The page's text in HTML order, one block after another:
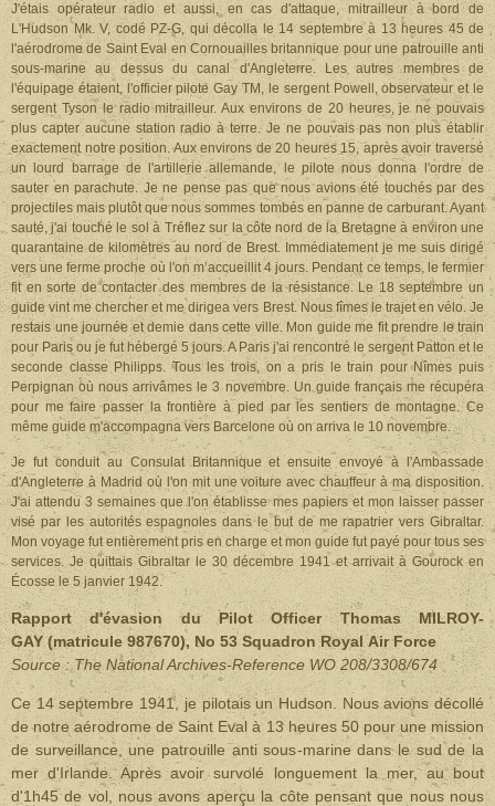
J'étais opérateur radio et aussi, en cas d'attaque, mitrailleur à bord de
L'Hudson Mk. V, codé PZ-G, qui décolla le 14 septembre à 13 heures 45 de
l'aérodrome de Saint Eval en Cornouailles britannique pour une patrouille anti
sous-marine au dessus du canal d'Angleterre. Les autres membres de
l'équipage étaient, l'officier pilote Gay TM, le sergent Powell, observateur et le
sergent Tyson le radio mitrailleur. Aux environs de 20 heures, je ne pouvais
plus capter aucune station radio à terre. Je ne pouvais pas non plus établir
exactement notre position. Aux environs de 20 heures 15, après avoir traversé
un lourd barrage de l'artillerie allemande, le pilote nous donna l'ordre de
sauter en parachute. Je ne pense pas que nous avions été touchés par des
projectiles mais plutôt que nous sommes tombés en panne de carburant. Ayant
sauté, j'ai touché le sol à Tréflez sur la côte nord de la Bretagne à environ une
quarantaine de kilomètres au nord de Brest. Immédiatement je me suis dirigé
vers une ferme proche où l'on m’accueillit 4 jours. Pendant ce temps, le fermier
fit en sorte de contacter des membres de la résistance. Le 18 septembre un
guide vint me chercher et me dirigea vers Brest. Nous fîmes le trajet en vélo. Je
restais une journée et demie dans cette ville. Mon guide me fit prendre le train
pour Paris ou je fut hébergé 5 jours. A Paris j'ai rencontré le sergent Patton et le
seconde classe Philipps. Tous les trois, on a pris le train pour Nîmes puis
Perpignan où nous arrivâmes le 3 novembre. Un guide français me récupéra
pour me faire passer la frontière à pied par les sentiers de montagne. Ce
même guide m'accompagna vers Barcelone où on arriva le 10 novembre.
Je fut conduit au Consulat Britannique et ensuite envoyé à l'Ambassade
d'Angleterre à Madrid où l'on mit une voiture avec chauffeur à ma disposition.
J'ai attendu 3 semaines que l'on établisse mes papiers et mon laisser passer
visé par les autorités espagnoles dans le but de me rapatrier vers Gibraltar.
Mon voyage fut entièrement pris en charge et mon guide fut payé pour tous ses
services. Je quittais Gibraltar le 30 décembre 1941 et arrivait à Gourock en
Écosse le 5 janvier 1942.
Rapport d'évasion du Pilot Officer Thomas MILROY-
GAY (matricule 987670), No 53 Squadron Royal Air Force
Source : The National Archives-Reference WO 208/3308/674
Ce 14 septembre 1941, je pilotais un Hudson. Nous avions décollé
de notre aérodrome de Saint Eval à 13 heures 50 pour une mission
de surveillance, une patrouille anti sous-marine dans le sud de la
mer d'Irlande. Après avoir survolé longuement la mer, au bout
d'1h45 de vol, nous avons aperçu la côte pensant que nous nous